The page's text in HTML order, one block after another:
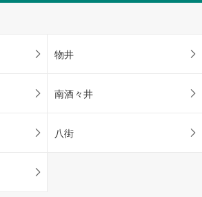
物井
南酒々井
八街